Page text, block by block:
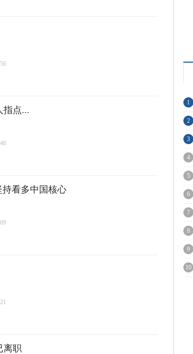
指点...
持看多中国核心
离职
1
2
3
4
5
6
7
8
9
10